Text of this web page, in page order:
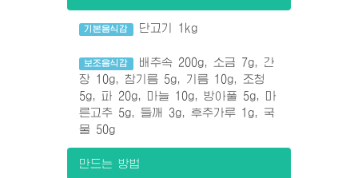
기본음식감 단고기 1kg
보조음식감
배추속 200g, 소금 7g, 간
장 10g, 참기름 5g, 기름 10g, 조청
5g, 파 20g, 마늘 10g, 방아풀 5g, 마
른고추 5g, 들깨 3g, 후추가루 1g, 국
물 50g
만드는 방법